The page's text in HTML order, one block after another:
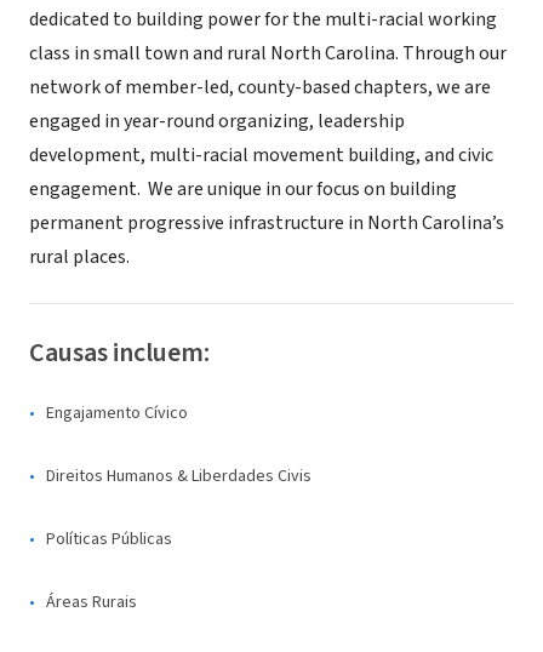
dedicated to building power for the multi-racial working
class in small town and rural North Carolina. Through our
network of member-led, county-based chapters, we are
engaged in year-round organizing, leadership
development, multi-racial movement building, and civic
engagement. We are unique in our focus on building
permanent progressive infrastructure in North Carolina’s
rural places.
Causas incluem:
Engajamento Cívico
Direitos Humanos & Liberdades Civis
Políticas Públicas
Áreas Rurais